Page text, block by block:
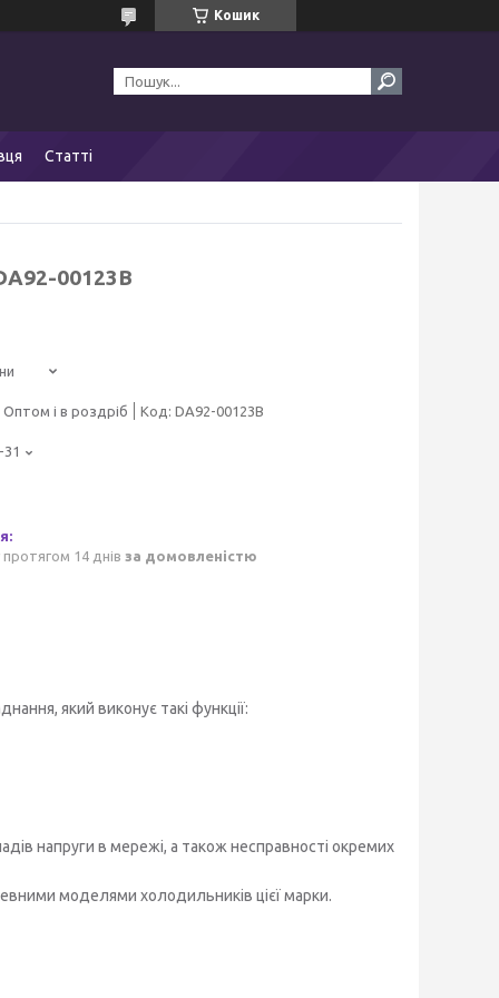
Кошик
Статті
00123B
Оптом і в роздріб Код: DA92-00123B
31
14 днів за домовленістю
який виконує такі функції:
напруги в мережі, а також несправності окремих
моделями холодильників цієї марки.